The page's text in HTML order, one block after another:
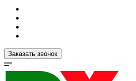
Заказать звонок